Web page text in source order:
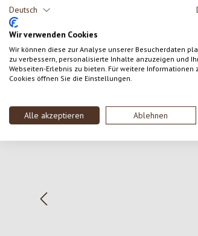
Deutsch
Wir verwenden Cookies
Wir können diese zur Analyse unserer Besucherdaten
zu verbessern, personalisierte Inhalte anzuzeigen und
Webseiten-Erlebnis zu bieten. Für weitere Informationen
Cookies öffnen Sie die Einstellungen.
Alle akzeptieren Ablehnen
SCRIVERE UNA RECENSIONE
Salta la galleria dei prodotti